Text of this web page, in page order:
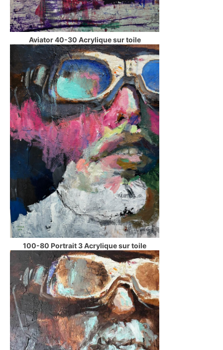
Aviator 40-30 Acrylique sur toile
100-80 Portrait 3 Acrylique sur toile